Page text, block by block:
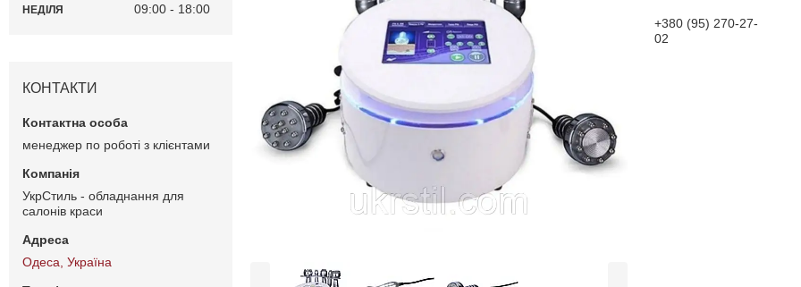
+380 (95) 270-27-
02
НЕДІЛЯ 09:00 18:00
КОНТАКТИ
менеджер по роботі з клієнтами
УкрСтиль - обладнання для
салонів краси
Одеса, Україна